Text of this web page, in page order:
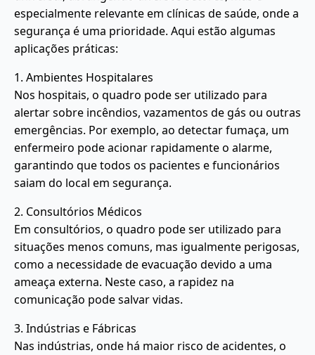
especialmente relevante em clínicas de saúde, onde a
segurança é uma prioridade. Aqui estão algumas
aplicações práticas:
1. Ambientes Hospitalares
Nos hospitais, o quadro pode ser utilizado para
alertar sobre incêndios, vazamentos de gás ou outras
emergências. Por exemplo, ao detectar fumaça, um
enfermeiro pode acionar rapidamente o alarme,
garantindo que todos os pacientes e funcionários
saiam do local em segurança.
2. Consultórios Médicos
Em consultórios, o quadro pode ser utilizado para
situações menos comuns, mas igualmente perigosas,
como a necessidade de evacuação devido a uma
ameaça externa. Neste caso, a rapidez na
comunicação pode salvar vidas.
3. Indústrias e Fábricas
Nas indústrias, onde há maior risco de acidentes, o